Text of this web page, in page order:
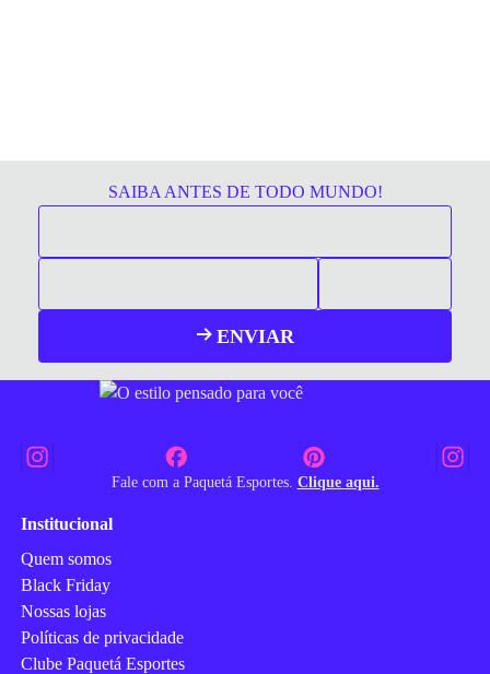
SAIBA ANTES DE TODO MUNDO!
ENVIAR
Fale com a Paquetá Esportes. Clique aqui.
Institucional
Quem somos
Black Friday
Nossas lojas
Políticas de privacidade
Clube Paquetá Esportes